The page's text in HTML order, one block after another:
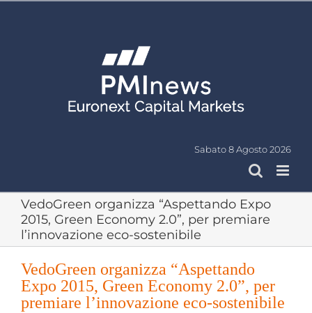
Sabato 8 Agosto 2026
VedoGreen organizza “Aspettando Expo
2015, Green Economy 2.0”, per premiare
l’innovazione eco-sostenibile
VedoGreen organizza “Aspettando
Expo 2015, Green Economy 2.0”, per
premiare l’innovazione eco-sostenibile